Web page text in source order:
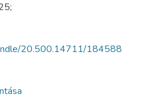
20.500.14711/184588